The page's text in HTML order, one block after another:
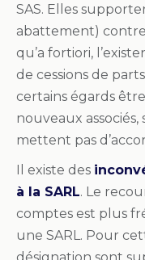
SAS. Elles
abattement) contre
qu’a fortiori,
de cessions de
certains égards
nouveaux associés,
mettent pas
Il existe des
à la SARL. Le
comptes est plus
une SARL. Pour
désignation sont